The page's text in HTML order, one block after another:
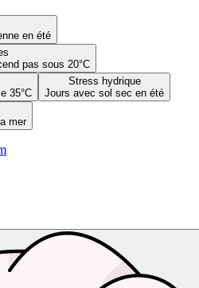
en été
pas sous 20°C
35°C
Stress hydrique
Jours avec sol sec en été
mer